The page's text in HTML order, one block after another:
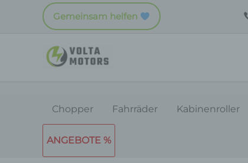
Gemeinsam helfen
Chopper Fahrräder Kabinenroller
ANGEBOTE %